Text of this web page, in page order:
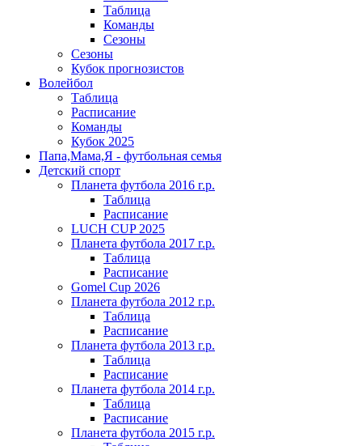
Таблица
Команды
Сезоны
Сезоны
Кубок прогнозистов
Волейбол
Таблица
Расписание
Команды
Кубок 2025
Папа,Мама,Я - футбольная семья
Детский спорт
Планета футбола 2016 г.р.
Таблица
Расписание
LUCH CUP 2025
Планета футбола 2017 г.р.
Таблица
Расписание
Gomel Cup 2026
Планета футбола 2012 г.р.
Таблица
Расписание
Планета футбола 2013 г.р.
Таблица
Расписание
Планета футбола 2014 г.р.
Таблица
Расписание
Планета футбола 2015 г.р.